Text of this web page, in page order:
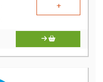
+